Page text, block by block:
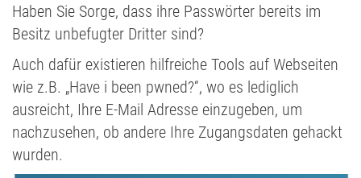
Haben Sie Sorge, dass ihre Passwörter bereits im
Besitz unbefugter Dritter sind?
Auch dafür existieren hilfreiche Tools auf Webseiten
wie z.B. „Have i been pwned?“, wo es lediglich
ausreicht, Ihre E-Mail Adresse einzugeben, um
nachzusehen, ob andere Ihre Zugangsdaten gehackt
wurden.